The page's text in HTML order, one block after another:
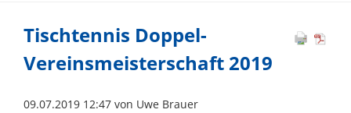
Tischtennis Doppel-
Vereinsmeisterschaft 2019
09.07.2019 12:47von Uwe Brauer